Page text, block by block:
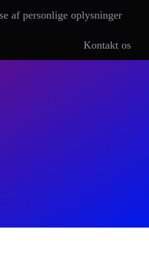
af personlige oplysninger
Kontakt os